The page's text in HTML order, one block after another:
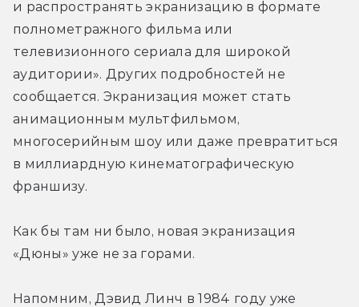
и распространять экранизацию в формате
полнометражного фильма или
телевизионного сериала для широкой
аудитории». Других подробностей не
сообщается. Экранизация может стать
анимационным мультфильмом,
многосерийным шоу или даже превратиться
в миллиардную кинематографическую
франшизу.
Как бы там ни было, новая экранизация
«Дюны» уже не за горами.
Напомним, Дэвид Линч в 1984 году уже